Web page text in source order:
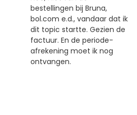
bestellingen bij Bruna,
bol.com e.d., vandaar dat ik
dit topic startte. Gezien de
factuur. En de periode-
afrekening moet ik nog
ontvangen.